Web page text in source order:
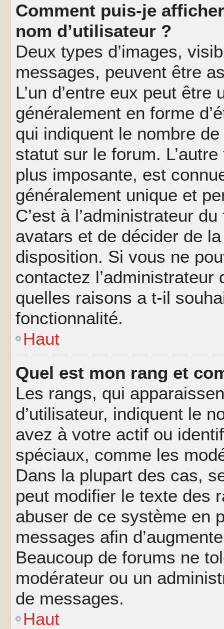
Comment puis-je
nom d’utilisateur ?
Deux types d’images,
messages, peuvent être
L’un d’entre eux peut
généralement en forme
qui indiquent le nombre
statut sur le forum.
plus imposante, est
généralement unique et
C’est à l’administrateur
avatars et de décider de
disposition. Si vous ne
contactez
quelles raisons a t-il
fonctionnalité.
Haut
Quel est mon rang et
Les rangs, qui
d’utilisateur, indiquent le
avez à votre actif ou
spéciaux, comme les
Dans la plupart des cas,
peut modifier le texte des
abuser de ce système en
messages afin
Beaucoup de forums ne
modérateur ou un
de messages.
Haut